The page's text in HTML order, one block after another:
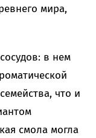
мира,
в нем
что и
смола могла